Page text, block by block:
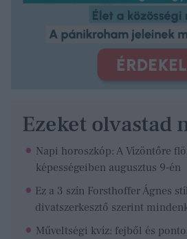
Ezeket olvastad
Napi horoszkóp: A Vízöntőre
képességeiben augusztus 9-én
Ez a 3 szín Forsthoffer Ágnes
divatszerkesztő szerint
Műveltségi kvíz: fejből és